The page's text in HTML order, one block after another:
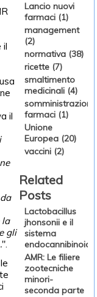
il
il
la
gli
".
Lancio nuovi
farmaci (1)
management
(2)
normativa (38)
ricette (7)
smaltimento
medicinali (4)
somministrazione
farmaci (1)
Unione
Europea (20)
vaccini (2)
Related
Posts
Lactobacillus
jhonsonii e il
sistema
endocannibinoide
AMR: Le filiere
zootecniche
minori-
seconda parte